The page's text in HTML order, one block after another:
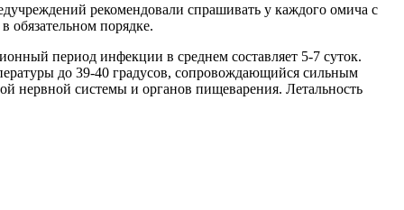
рекомендовали спрашивать у каждого омича с
порядке.
период инфекции в среднем составляет 5-7 суток.
до 39-40 градусов, сопровождающийся сильным
нервной системы и органов пищеварения. Летальность